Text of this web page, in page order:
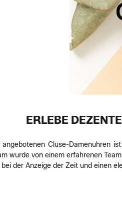
ERLEBE
angebotenen Cluse-Damenuhren
wurde von einem erfahrenen
bei der Anzeige der Zeit und einen